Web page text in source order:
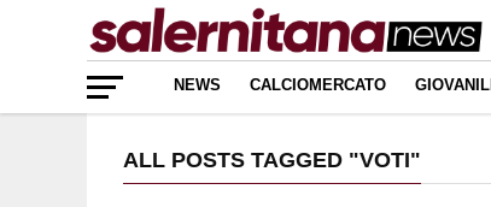
NEWS CALCIOMERCATO GIOVANILI
ALL POSTS TAGGED "VOTI"